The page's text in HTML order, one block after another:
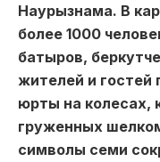
Наурызнама. В
более 1000
батыров,
жителей и гостей
юрты на колесах,
груженных
символы семи